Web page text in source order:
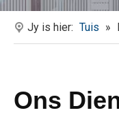
Jy is hier: Tuis »
Ons